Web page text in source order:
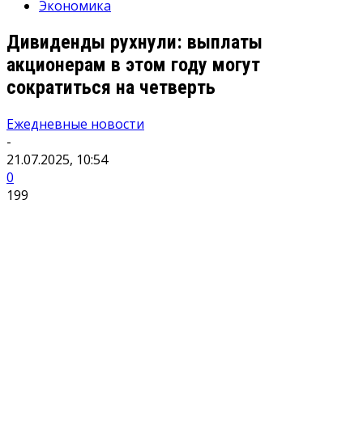
Экономика
Дивиденды рухнули: выплаты
акционерам в этом году могут
сократиться на четверть
Ежедневные новости
-
21.07.2025, 10:54
0
199